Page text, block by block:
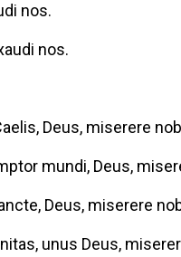
nos.
nos.
Deus, miserere
mundi, Deus,
Deus, miserere
unus Deus,